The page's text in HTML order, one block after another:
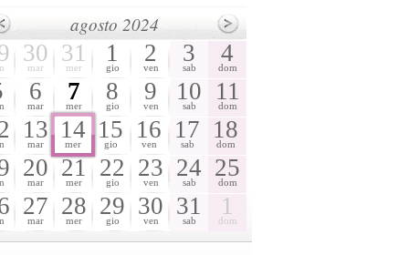
agosto 2024
30
mar
31
mer
1
gio
2
ven
3
sab
4
dom
6
mar
7
mer
8
gio
9
ven
10
sab
11
dom
13
mar
14
mer
15
gio
16
ven
17
sab
18
dom
20
mar
21
mer
22
gio
23
ven
24
sab
25
dom
27
mar
28
mer
29
gio
30
ven
31
sab
1
dom